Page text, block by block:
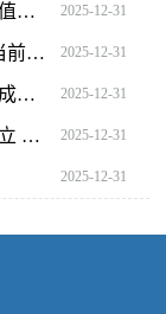
消费电子玻璃盖板概念龙头：这些公司值得收藏！（12/31） 2025-12-31
天桥起重：公司未持有湖南黄金股份_当前热门 2025-12-31
即时：马鞍山市旭奇机械科技有限公司成立 注册资本50万人民币 2025-12-31
当前热点盐城纽特新型建材有限公司成立 注册资本800万人民币 2025-12-31
2025-12-31